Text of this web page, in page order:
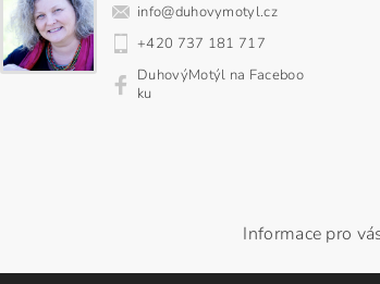
info@duhovymotyl.cz
+420 737 181 717
DuhovýMotýl na Faceboo
ku
Informace pro